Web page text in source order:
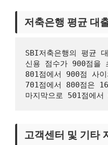
저축은행 평균 대
SBI저축은행의 평균
신용 점수가 900점을
801점에서 900점 사
701점에서 800점은
고객센터 및 기타